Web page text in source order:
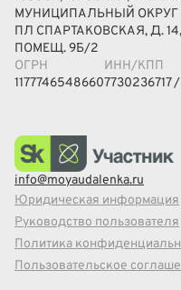
МУНИЦИПАЛЬНЫЙ
ПЛ СПАРТАКОВСКАЯ, Д. 14,
ПОМЕЩ. 9Б/2
ОГРН
1177746548660
ИНН/КПП
7730236717 /
info@moyaudalenka.ru
Юридическая информация
Руководство пользователя
Политика
Пользовательское